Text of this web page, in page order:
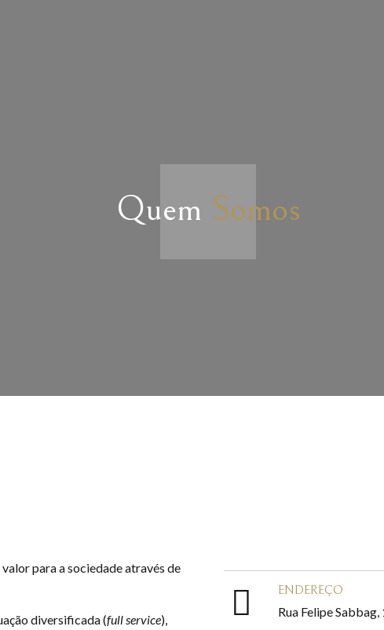
Quem Somos
para a sociedade através de
diversificada (full service),
ENDEREÇO
Rua Felipe